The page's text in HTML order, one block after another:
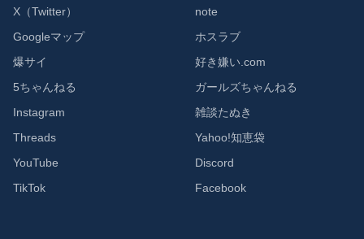
X（Twitter）
Googleマップ
爆サイ
5ちゃんねる
Instagram
Threads
YouTube
TikTok
note
ホスラブ
好き嫌い.com
ガールズちゃんねる
雑談たぬき
Yahoo!知恵袋
Discord
Facebook